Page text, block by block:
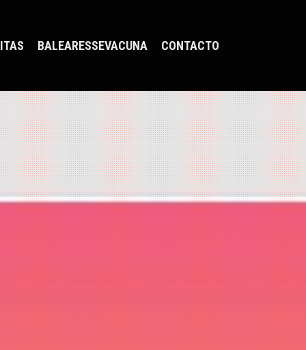
BALEARESSEVACUNA CONTACTO